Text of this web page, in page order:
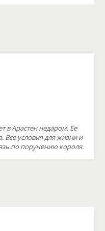
в Арастен недаром. Ее
условия для жизни и
по поручению короля.